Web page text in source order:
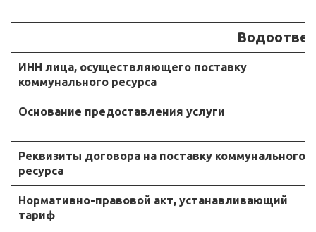
ИНН лица, осуществляющего поставку
коммунального ресурса
Основание предоставления услуги
Реквизиты договора на поставку коммунального
ресурса
Нормативно-правовой акт, устанавливающий
тариф